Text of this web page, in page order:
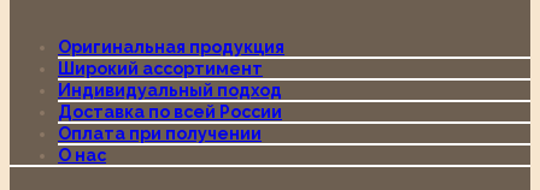
Оригинальная продукция
Широкий ассортимент
Индивидуальный подход
Доставка по всей России
Оплата при получении
О нас